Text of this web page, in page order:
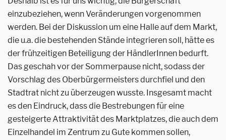
einzubeziehen, wenn Veränderungen vorgenommen
werden. Bei der Diskussion um eine Halle auf dem Markt,
die u.a. die bestehenden Stände integrieren soll, hätte es
der frühzeitigen Beteiligung der HändlerInnen bedurft.
Das geschah vor der Sommerpause nicht, sodass der
Vorschlag des Oberbürgermeisters durchfiel und den
Stadtrat nicht zu überzeugen wusste. Insgesamt macht
es den Eindruck, dass die Bestrebungen für eine
gesteigerte Attraktivität des Marktplatzes, die auch dem
Einzelhandel im Zentrum zu Gute kommen sollen,